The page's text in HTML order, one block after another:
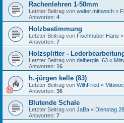
Rachenlehren 1-50mm
Letzter Beitrag von walter.mittwoch «
Antworten: 4
Holzbestimmung
Letzter Beitrag von Fischhuber Hans «
Antworten: 7
Holzsplitter -
Letzter Beitrag von dalbergia_63 «
Antworten: 16
h.-jürgen kelle (83)
Letzter Beitrag von WilhFried «
Antworten: 36
Blutende Schale
Letzter Beitrag von JaBa « Dienstag
Antworten: 7